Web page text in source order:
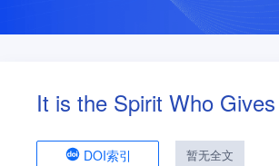
It is the Spirit Who
DOI索引 暂无全文